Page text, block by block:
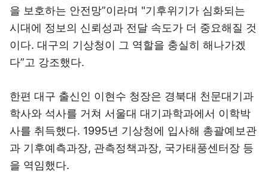
을 보호하는 안전망”이라며 "기후위기가 심화되는
시대에 정보의 신뢰성과 전달 속도가 더 중요해질 것
이다. 대구의 기상청이 그 역할을 충실히 해나가겠
다”고 강조했다.
한편 대구 출신인 이현수 청장은 경북대 천문대기과
학사와 석사를 거쳐 서울대 대기과학과에서 이학박
사를 취득했다. 1995년 기상청에 입사해 총괄예보관
과 기후예측과장, 관측정책과장, 국가태풍센터장 등
을 역임했다.